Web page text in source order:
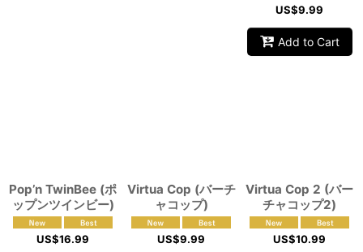
US$9.99
Add to Cart
Pop’n TwinBee (ポ
ップンツインビー)
US$16.99
Virtua Cop (バーチ
ャコップ)
US$9.99
Virtua Cop 2 (バー
チャコップ2)
US$10.99